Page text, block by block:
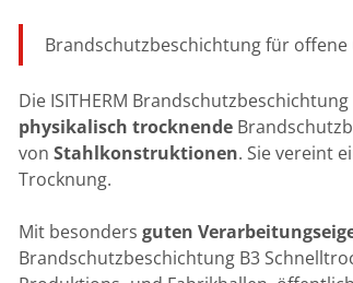
Brandschutzbeschichtung für offene
Die ISITHERM
physikalisch trocknende
von Stahlkonstruktionen. Sie vereint
Trocknung.
Mit besonders guten
Brandschutzbeschichtung B3